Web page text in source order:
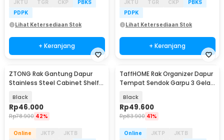
JKTU
TGR CKP
PBKS
PDPK
Lihat Ketersediaan Stok
+ Keranjang
JKTU
TGR CKP
PBKS
PDPK
Lihat Ketersediaan Stok
+ Keranjang
ZTONG Rak Gantung Dapur
Stainless Steel Cabinet Shelf
Black
Rp46.000
Rp78.900 42%
Online JKTP
JKTB
TaffHOME Rak Organizer Dapur
Tempat Sendok Garpu 3 Gelas
Black
Rp49.600
Rp83.900 41%
Online JKTP
JKTB